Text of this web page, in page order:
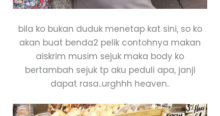
bila ko bukan duduk menetap kat sini, so ko
akan buat benda2 pelik contohnya makan
aiskrim musim sejuk maka body ko
bertambah sejuk tp aku peduli apa, janji
dapat rasa..urghhh heaven..